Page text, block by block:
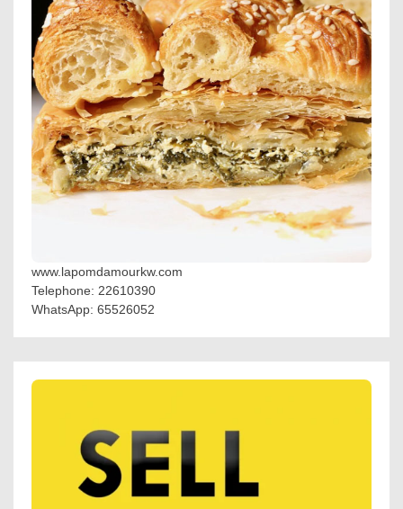
www.lapomdamourkw.com
Telephone: 22610390
WhatsApp: 65526052